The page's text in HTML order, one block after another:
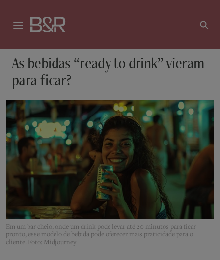
As bebidas “ready to drink” vieram
para ficar?
Em um bar cheio, onde um drink pode levar até 20 minutos para ficar
pronto, esse modelo de bebida pode oferecer mais praticidade para o
cliente. Foto: Midjourney